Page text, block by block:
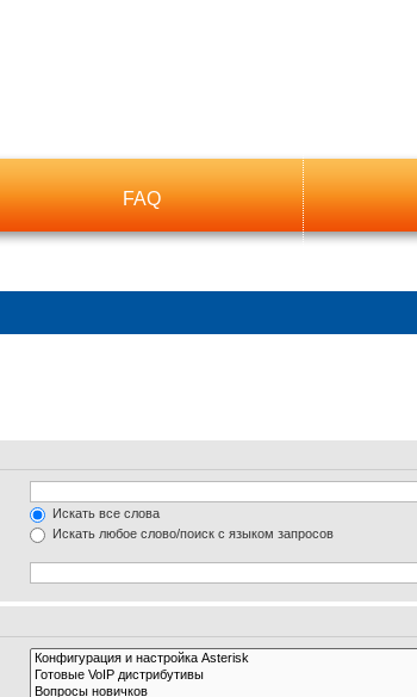
FAQ
Искать все слова
Искать любое слово/поиск с языком запросов